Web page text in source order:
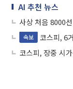
AI 추천 뉴스
사상 처음 8000
속보
코스피, 6
코스피, 장중 시